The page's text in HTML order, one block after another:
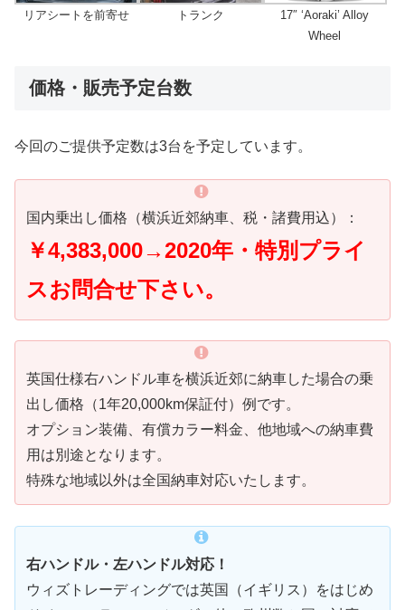
リアシートを前寄せ トランク
17″ ‘Aoraki’ Alloy
Wheel
価格・販売予定台数
今回のご提供予定数は3台を予定しています。
国内乗出し価格（横浜近郊納車、税・諸費用込）：
￥4,383,000→2020年・特別プライ
スお問合せ下さい。
英国仕様右ハンドル車を横浜近郊に納車した場合の乗
出し価格（1年20,000km保証付）例です。
オプション装備、有償カラー料金、他地域への納車費
用は別途となります。
特殊な地域以外は全国納車対応いたします。
右ハンドル・左ハンドル対応！
ウィズトレーディングでは英国（イギリス）をはじめ